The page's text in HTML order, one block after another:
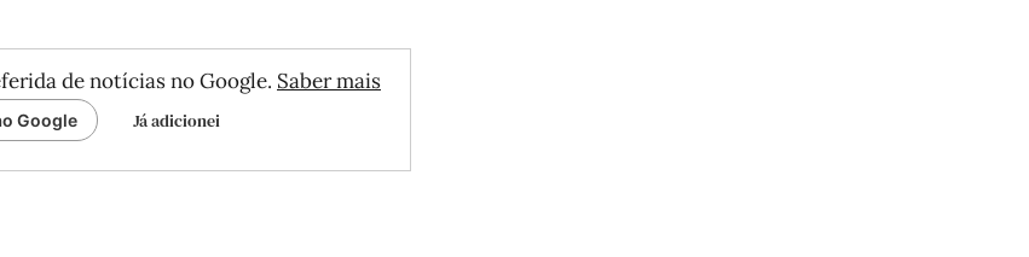
de notícias no Google. Saber mais
Google Já adicionei